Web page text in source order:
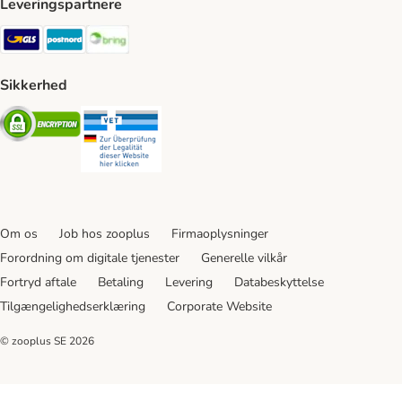
Leveringspartnere
GLS Shipping Method
Postnord Shipping Method
Sikkerhed
Security
Om os Job hos zooplus
Firmaoplysninger
Forordning om digitale tjenester
Generelle vilkår
Fortryd aftale
Betaling Levering
Databeskyttelse
Tilgængelighedserklæring
Corporate Website
© zooplus SE 2026